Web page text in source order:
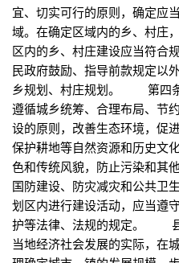
宜、切实可行的原则，确定应
域。在确定区域内的乡、村庄
区内的乡、村庄建设应当符
民政府鼓励、指导前款规定以
乡规划、村庄规划。 第四
遵循城乡统筹、合理布局、节
设的原则，改善生态环境，促
保护耕地等自然资源和历史文
色和传统风貌，防止污染和其
国防建设、防灾减灾和公共
划区内进行建设活动，应当遵
护等法律、法规的规定。 县
当地经济社会发展的实际，在